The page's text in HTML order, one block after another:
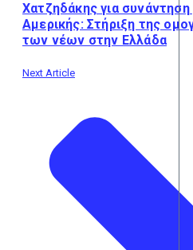
Χατζηδάκης για
Αμερικής: Στήριξη της
των νέων στην Ελλάδα
Next Article